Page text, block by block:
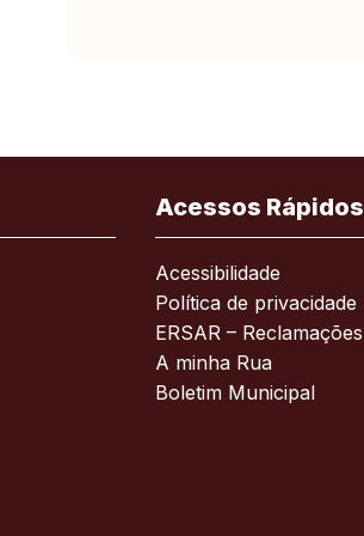
Acessos Rápidos
Acessibilidade
Política de privacidade
ERSAR – Reclamações
A minha Rua
Boletim Municipal